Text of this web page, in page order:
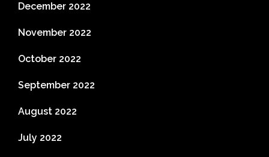
December 2022
November 2022
October 2022
September 2022
August 2022
July 2022